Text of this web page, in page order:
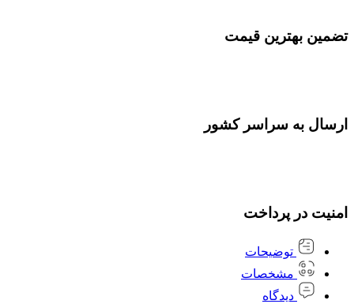
تضمین بهترین قیمت
ارسال به سراسر کشور
امنیت در پرداخت
توضیحات
مشخصات
دیدگاه